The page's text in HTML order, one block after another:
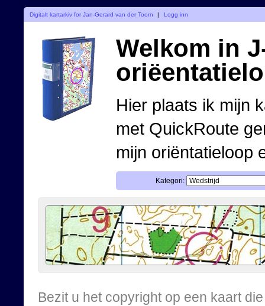
Digitalt kartarkiv for Jan-Gerard van der Toorn | Logg inn
Welkom in
Hier plaats ik mijn
met QuickRoute
mijn oriëntatieloop
Kategori:
Bezit u het copyright op een kaart